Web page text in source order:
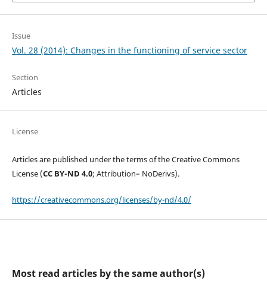
Issue
Vol. 28 (2014): Changes in the functioning of service sector
Section
Articles
License
Articles are published under the terms of the Creative Commons
License (CC BY-ND 4.0; Attribution– NoDerivs).
https://creativecommons.org/licenses/by-nd/4.0/
Most read articles by the same author(s)